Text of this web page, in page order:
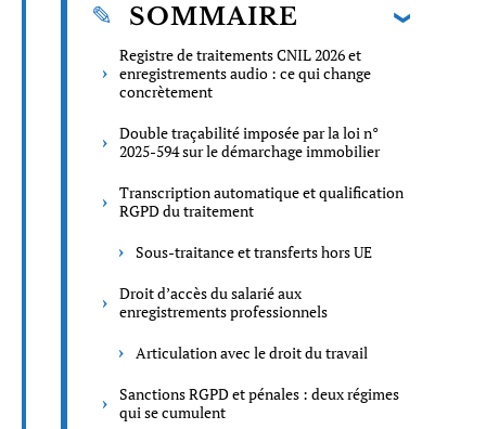
SOMMAIRE
Registre de traitements CNIL 2026 et
enregistrements audio : ce qui change
concrètement
Double traçabilité imposée par la loi n°
2025-594 sur le démarchage immobilier
Transcription automatique et qualification
RGPD du traitement
Sous-traitance et transferts hors UE
Droit d’accès du salarié aux
enregistrements professionnels
Articulation avec le droit du travail
Sanctions RGPD et pénales : deux régimes
qui se cumulent